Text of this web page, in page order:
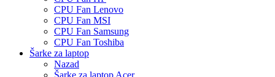
CPU Fan Lenovo
CPU Fan MSI
CPU Fan Samsung
CPU Fan Toshiba
Šarke za laptop
Nazad
Šarke za laptop Acer